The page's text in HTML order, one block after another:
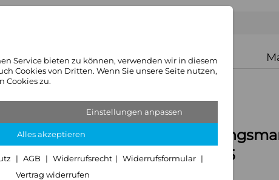
Service bieten zu können, verwenden wir in diesem
Cookies von Dritten. Wenn Sie unsere Seite nutzen,
Cookies zu.
Einstellungen anpassen
Alles akzeptieren
AGB Widerrufsrecht
Widerrufsformular
Vertrag widerrufen
Sanitär & Heizung
AFRISO
G1/2B rad Kl.2,5